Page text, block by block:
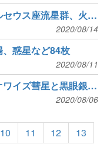
天体写真ギャラリー：ペルセウス座流星群、火星など104枚
2020/08/14
惑星など84枚
2020/08/11
天体写真ギャラリー：ネオワイズ彗星と黒眼銀河の大接近など80枚
2020/08/06
10 11 12
13